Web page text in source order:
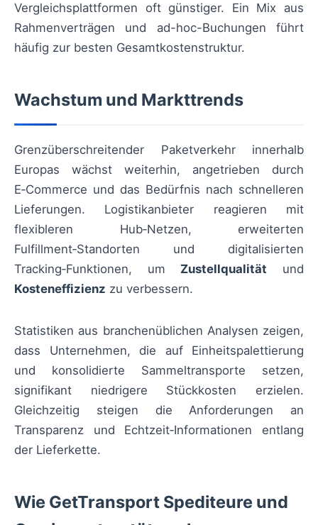
Vergleichsplattformen oft günstiger. Ein Mix aus
Rahmenverträgen und ad-hoc-Buchungen führt
häufig zur besten Gesamtkostenstruktur.
Wachstum und Markttrends
Grenzüberschreitender Paketverkehr innerhalb
Europas wächst weiterhin, angetrieben durch
E‑Commerce und das Bedürfnis nach schnelleren
Lieferungen. Logistikanbieter reagieren mit
flexibleren Hub‑Netzen, erweiterten
Fulfillment‑Standorten und digitalisierten
Tracking‑Funktionen, um Zustellqualität und
Kosteneffizienz zu verbessern.
Statistiken aus branchenüblichen Analysen zeigen,
dass Unternehmen, die auf Einheitspalettierung
und konsolidierte Sammeltransporte setzen,
signifikant niedrigere Stückkosten erzielen.
Gleichzeitig steigen die Anforderungen an
Transparenz und Echtzeit‑Informationen entlang
der Lieferkette.
Wie GetTransport Spediteure und